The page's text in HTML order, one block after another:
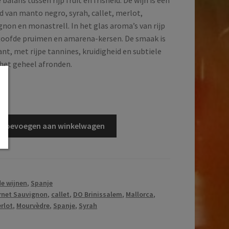
van manto negro, syrah, callet, merlot,
en monastrell. In het glas aroma’s van rijp
pruimen en amarena-kersen. De smaak is
met rijpe tannines, kruidigheid en subtiele
geheel afronden.
Toevoegen aan winkelwagen
wijnen, Spanje
Sauvignon, callet, DO Brinissalem, Mallorca,
, Mourvèdre, Spanje, Syrah